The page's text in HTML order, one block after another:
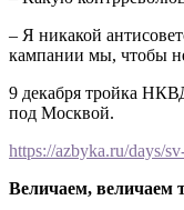
– Я никакой
кампании мы, чтобы
9 декабря тройка
под Москвой.
https://azbyka.ru/days/
Величаем, величаем